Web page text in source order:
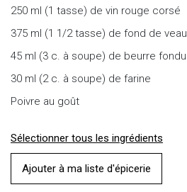
250 ml (1 tasse) de vin rouge corsé
375 ml (1 1/2 tasse) de fond de veau
45 ml (3 c. à soupe) de beurre fondu
30 ml (2 c. à soupe) de farine
Poivre au goût
Sélectionner tous les ingrédients
Ajouter à ma liste d'épicerie